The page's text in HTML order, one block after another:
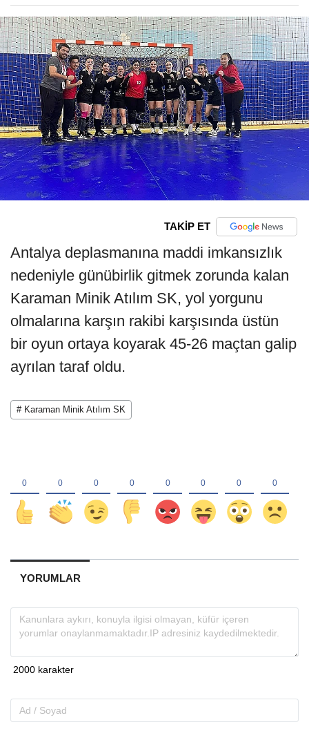
TAKİP ET
Antalya deplasmanına maddi imkansızlık
nedeniyle günübirlik gitmek zorunda kalan
Karaman Minik Atılım SK, yol yorgunu
olmalarına karşın rakibi karşısında üstün
bir oyun ortaya koyarak 45-26 maçtan galip
ayrılan taraf oldu.
# Karaman Minik Atılım SK
YORUMLAR